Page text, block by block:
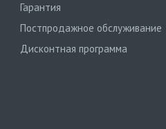
Гарантия
Постпродажное обслуживание
Дисконтная программа